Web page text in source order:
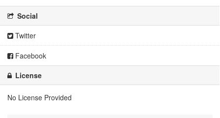
Social
Twitter
Facebook
License
No License Provided